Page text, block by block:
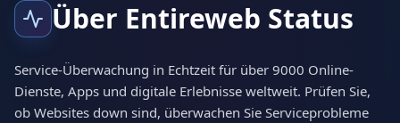
Über Entireweb Status
Service-Überwachung in Echtzeit für über 9000 Online-
Dienste, Apps und digitale Erlebnisse weltweit. Prüfen Sie,
ob Websites down sind, überwachen Sie Serviceprobleme